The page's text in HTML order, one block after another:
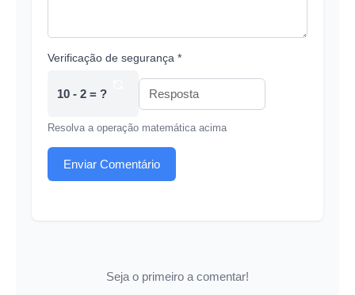
Verificação de segurança *
10 - 2 = ?
Resolva a operação matemática acima
Enviar Comentário
Seja o primeiro a comentar!